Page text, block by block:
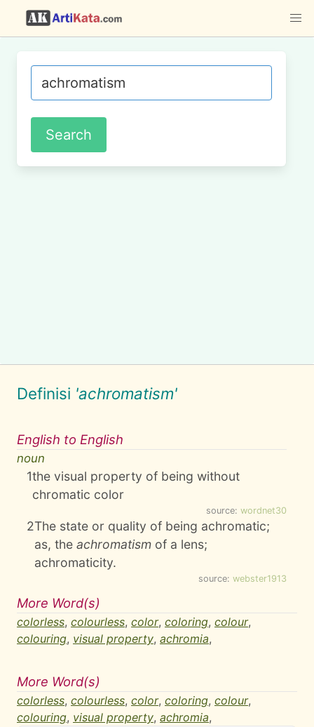
Definisi 'achromatism'
English to English
noun
1the visual property of being without
chromatic color
source: wordnet30
2The state or quality of being achromatic;
as, theachromatism of a lens;
achromaticity.
source: webster1913
More Word(s)
colorless, colourless, color, coloring, colour,
colouring, visual property, achromia,
More Word(s)
colorless, colourless, color, coloring, colour,
colouring, visual property, achromia,